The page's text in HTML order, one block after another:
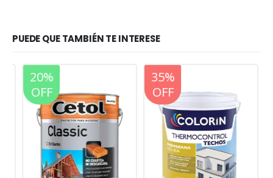
PUEDE QUE TAMBIÉN TE INTERESE
20%
OFF
20%
OFF
35%
OFF